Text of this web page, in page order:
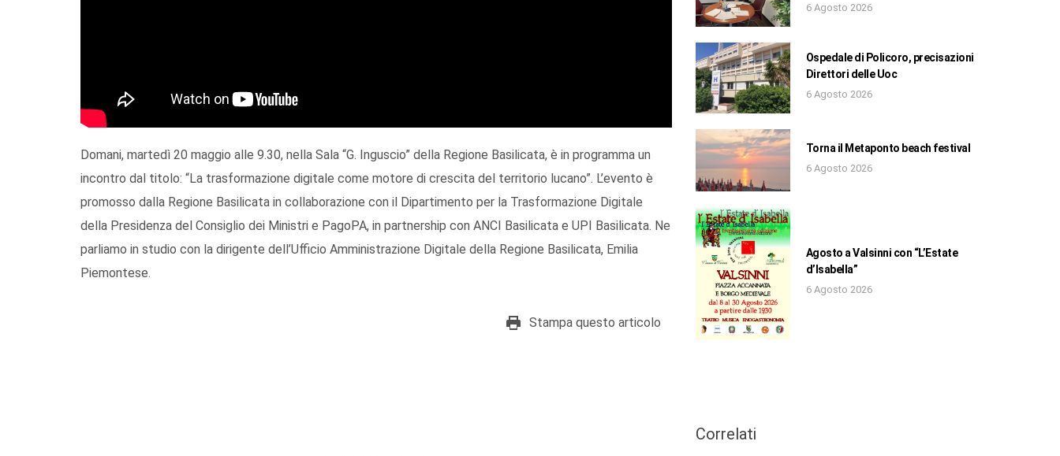
Domani, martedì 20 maggio alle 9.30, nella Sala “G. Inguscio” della Regione Basilicata, è in programma un
incontro dal titolo: “La trasformazione digitale come motore di crescita del territorio lucano”. L’evento è
promosso dalla Regione Basilicata in collaborazione con il Dipartimento per la Trasformazione Digitale
della Presidenza del Consiglio dei Ministri e PagoPA, in partnership con ANCI Basilicata e UPI Basilicata. Ne
parliamo in studio con la dirigente dell’Ufficio Amministrazione Digitale della Regione Basilicata, Emilia
Piemontese.
Stampa questo articolo
6 Agosto 2026
Ospedale di Policoro, precisazioni
Direttori delle Uoc
6 Agosto 2026
Torna il Metaponto beach festival
6 Agosto 2026
Agosto a Valsinni con “L’Estate
d’Isabella”
6 Agosto 2026
Correlati